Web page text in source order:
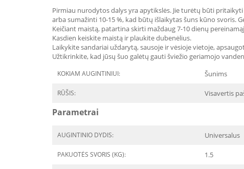
Pirmiau nurodytos dalys yra apytikslės. Jie turėtų būti
arba sumažinti 10-15 %, kad būtų išlaikytas šuns kūno svoris.
Keičiant maistą, patartina skirti maždaug 7-10 dienų
Kasdien keiskite maistą ir plaukite dubenėlius.
Laikykite sandariai uždarytą, sausoje ir vėsioje vietoje,
Užtikrinkite, kad jūsų šuo galėtų gauti šviežio geriamojo
KOKIAM AUGINTINIUI: Šunims
RŪŠIS: Visavertis
Parametrai
AUGINTINIO DYDIS: Universalus
PAKUOTĖS SVORIS (KG): 1.5